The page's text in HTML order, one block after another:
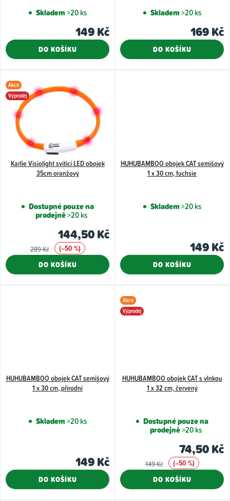
k
t
Skladem>20 ks
149 Kč
DO KOŠÍKU
Skladem>20 ks
169 Kč
DO KOŠÍKU
Akce
Výprodej
Karlie Visiolight svíticí LED obojek
35cm oranžový
Dostupné pouze na
prodejně>20 ks
144,50 Kč
289 Kč
(–50 %)
DO KOŠÍKU
HUHUBAMBOO obojek CAT semišový
1 x 30 cm, fuchsie
Skladem>20 ks
149 Kč
DO KOŠÍKU
HUHUBAMBOO obojek CAT semišový
1 x 30 cm, přírodní
Skladem>20 ks
149 Kč
DO KOŠÍKU
Akce
Výprodej
HUHUBAMBOO obojek CAT s vlnkou
1 x 32 cm, červený
Dostupné pouze na
prodejně>20 ks
74,50 Kč
149 Kč
(–50 %)
DO KOŠÍKU